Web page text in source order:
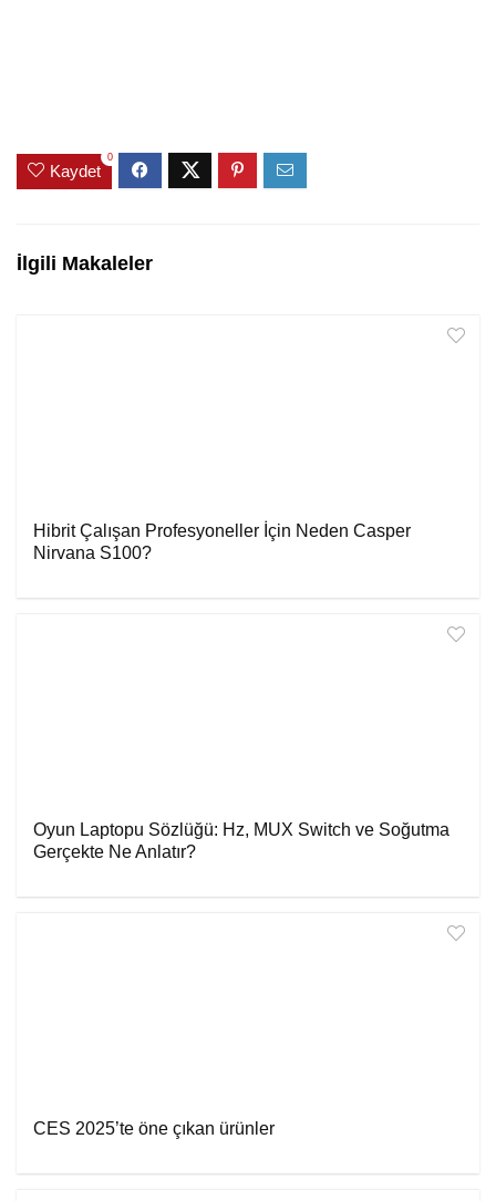
Kaydet
0
İlgili Makaleler
Hibrit Çalışan Profesyoneller İçin Neden Casper
Nirvana S100?
Oyun Laptopu Sözlüğü: Hz, MUX Switch ve Soğutma
Gerçekte Ne Anlatır?
CES 2025’te öne çıkan ürünler